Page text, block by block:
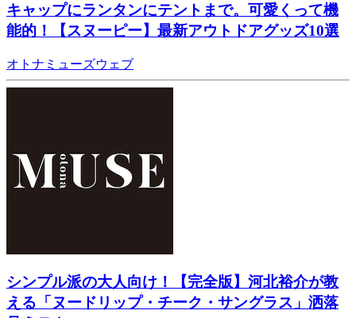
キャップにランタンにテントまで。可愛くって機
能的！【スヌーピー】最新アウトドアグッズ10選
オトナミューズウェブ
シンプル派の大人向け！【完全版】河北裕介が教
える「ヌードリップ・チーク・サングラス」洒落